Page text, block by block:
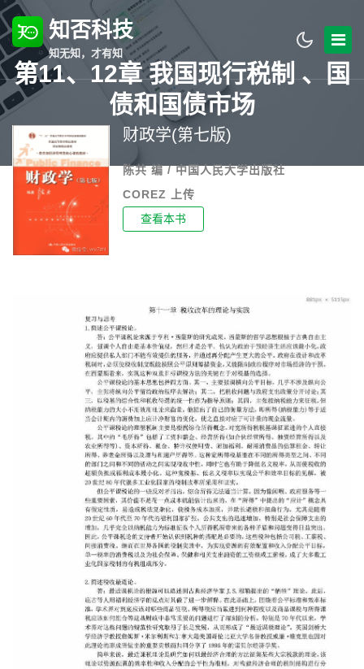
知否科技
知无知，才有知
第11、12章 我国现行税制 、国
债和国债市场
财政学(第七版)
陈共 编 / 中国人民大学出版社
COREZ 上传
查看本书